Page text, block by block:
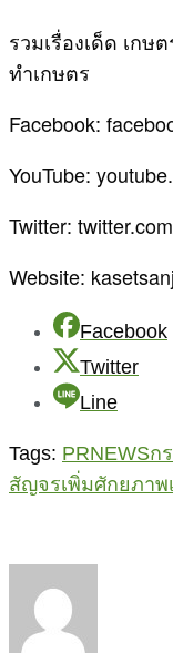
รวมเรื่องเด็ด เก
ทำเกษตร
Facebook:
YouTube:
Twitter:
Website:
Facebook
Twitter
Line
Tags: PRNEWSก
สัญจรเพิ่มศักยภาพ